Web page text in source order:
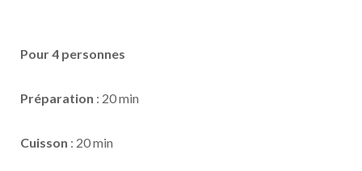
Pour 4 personnes
Préparation : 20 min
Cuisson : 20 min